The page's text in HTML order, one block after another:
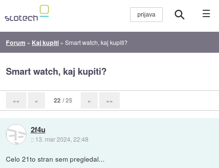
☰
Forum » Kaj kupiti »Smart watch, kaj kupiti?
Smart watch, kaj kupiti?
«« « 22 / 25 » »»
2f4u
:: 13. mar 2024, 22:48
Celo 21to stran sem pregledal...